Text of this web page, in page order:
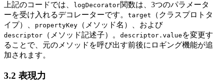
上記のコードでは、 logDecorator関数は、3つのパラメータ
ーを受け入れるデコレーターです。 target
（クラスプロトタ
イプ）、
propertyKey （メソッド名）、および
descriptor （メソッド記述子）。 descriptor.value を変更す
ることで、元のメソッドを呼び出す前後にロギング機能が追
加されます。
3.2 表現力